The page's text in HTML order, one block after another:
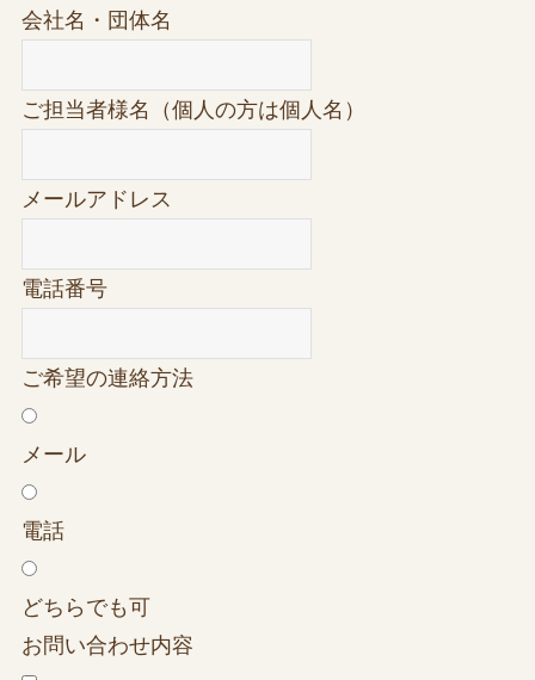
会社名・団体名
ご担当者様名（個人の方は個人名）
メールアドレス
電話番号
ご希望の連絡方法
メール
電話
どちらでも可
お問い合わせ内容